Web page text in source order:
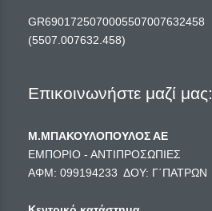
GR6901725070005507007632458
(5507.007632.458)
Επικοινωνήστε μαζί μας:
Μ.ΜΠΑΚΟΥΛΟΠΟΥΛΟΣ ΑΕ
ΕΜΠΟΡΙΟ - ΑΝΤΙΠΡΟΣΩΠΙΕΣ
ΑΦΜ: 099194233 ΔΟΥ: Γ΄ΠΑΤΡΩΝ